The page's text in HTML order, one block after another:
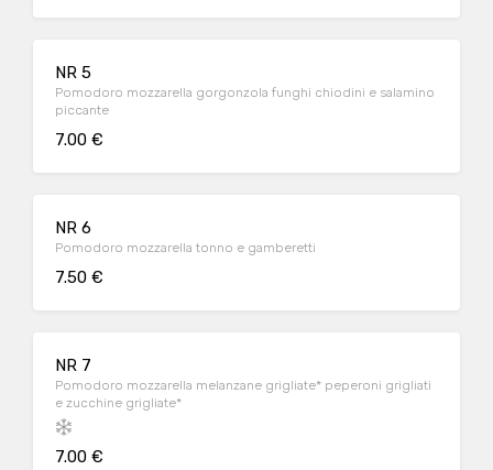
NR 5
Pomodoro mozzarella gorgonzola funghi chiodini e salamino
piccante
7.00 €
NR 6
Pomodoro mozzarella tonno e gamberetti
7.50 €
NR 7
Pomodoro mozzarella melanzane grigliate* peperoni grigliati
e zucchine grigliate*
7.00 €